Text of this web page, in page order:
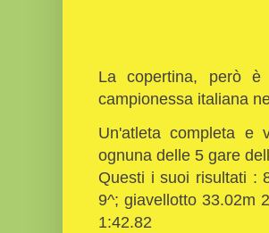
La copertina, però è
campionessa italiana
Un'atleta completa e
ognuna delle 5 gare
Questi i suoi risultati :
9^; giavellotto 33.02m
1:42.82